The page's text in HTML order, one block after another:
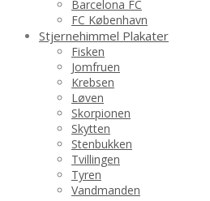
Barcelona FC
FC København
Stjernehimmel Plakater
Fisken
Jomfruen
Krebsen
Løven
Skorpionen
Skytten
Stenbukken
Tvillingen
Tyren
Vandmanden